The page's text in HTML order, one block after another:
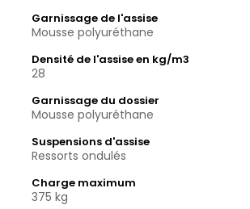
Garnissage de l'assise
Mousse polyuréthane
Densité de l'assise en kg/m3
28
Garnissage du dossier
Mousse polyuréthane
Suspensions d'assise
Ressorts ondulés
Charge maximum
375 kg